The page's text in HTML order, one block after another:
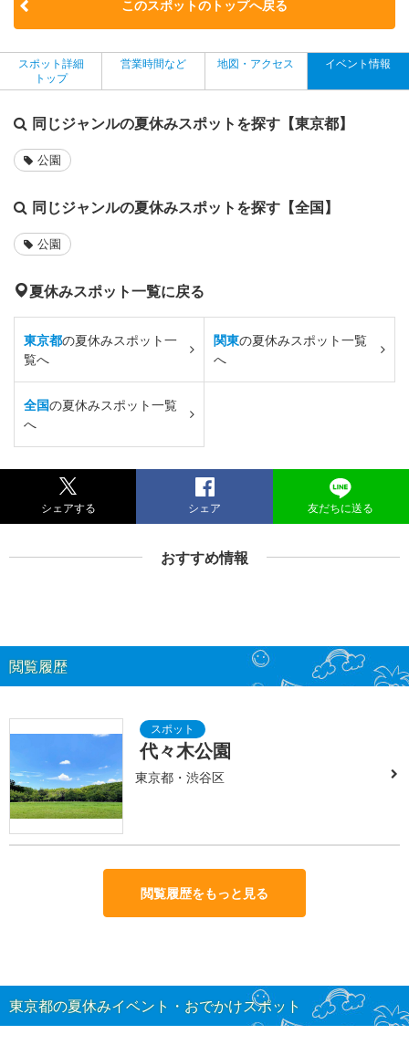
このスポットのトップへ戻る
スポット詳細
トップ
営業時間など 地図・アクセス イベント情報
同じジャンルの夏休みスポットを探す【東京都】
公園
同じジャンルの夏休みスポットを探す【全国】
公園
夏休みスポット一覧に戻る
東京都の夏休みスポット一
覧へ
関東の夏休みスポット一覧
へ
全国の夏休みスポット一覧
へ
シェアする シェア 友だちに送る
おすすめ情報
閲覧履歴
代々木公園
東京都・渋谷区
閲覧履歴をもっと見る
東京都の夏休みイベント・おでかけスポット